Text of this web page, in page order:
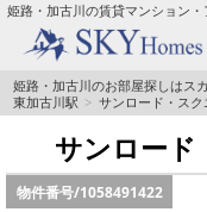
姫路・加古川の賃貸マンション
TOPページ
都市ガス·オール電化
☆新築物件☆
姫路・加古川のお部屋探しはス
東加古川駅
サンロード・ス
サンロード
物件番号/1058491422